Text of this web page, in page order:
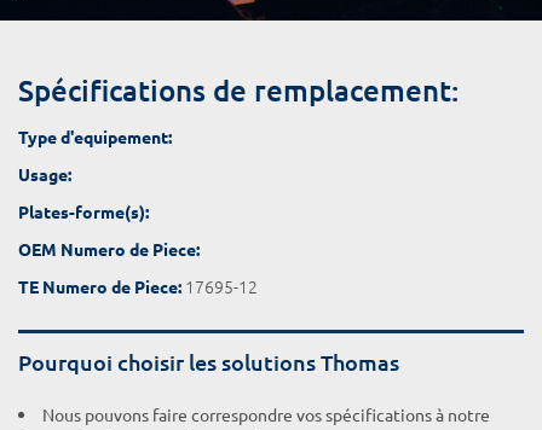
Spécifications de remplacement:
Type d'equipement:
Usage:
Plates-forme(s):
OEM Numero de Piece:
TE Numero de Piece: 17695-12
Pourquoi choisir les solutions Thomas
Nous pouvons faire correspondre vos spécifications à notre